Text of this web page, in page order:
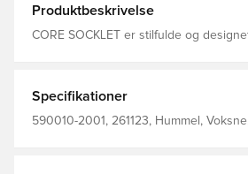
Produktbeskrivelse
CORE SOCKLET er stilfulde og
smart designopdatering.
Specifikationer
590010-2001, 261123, Hummel,